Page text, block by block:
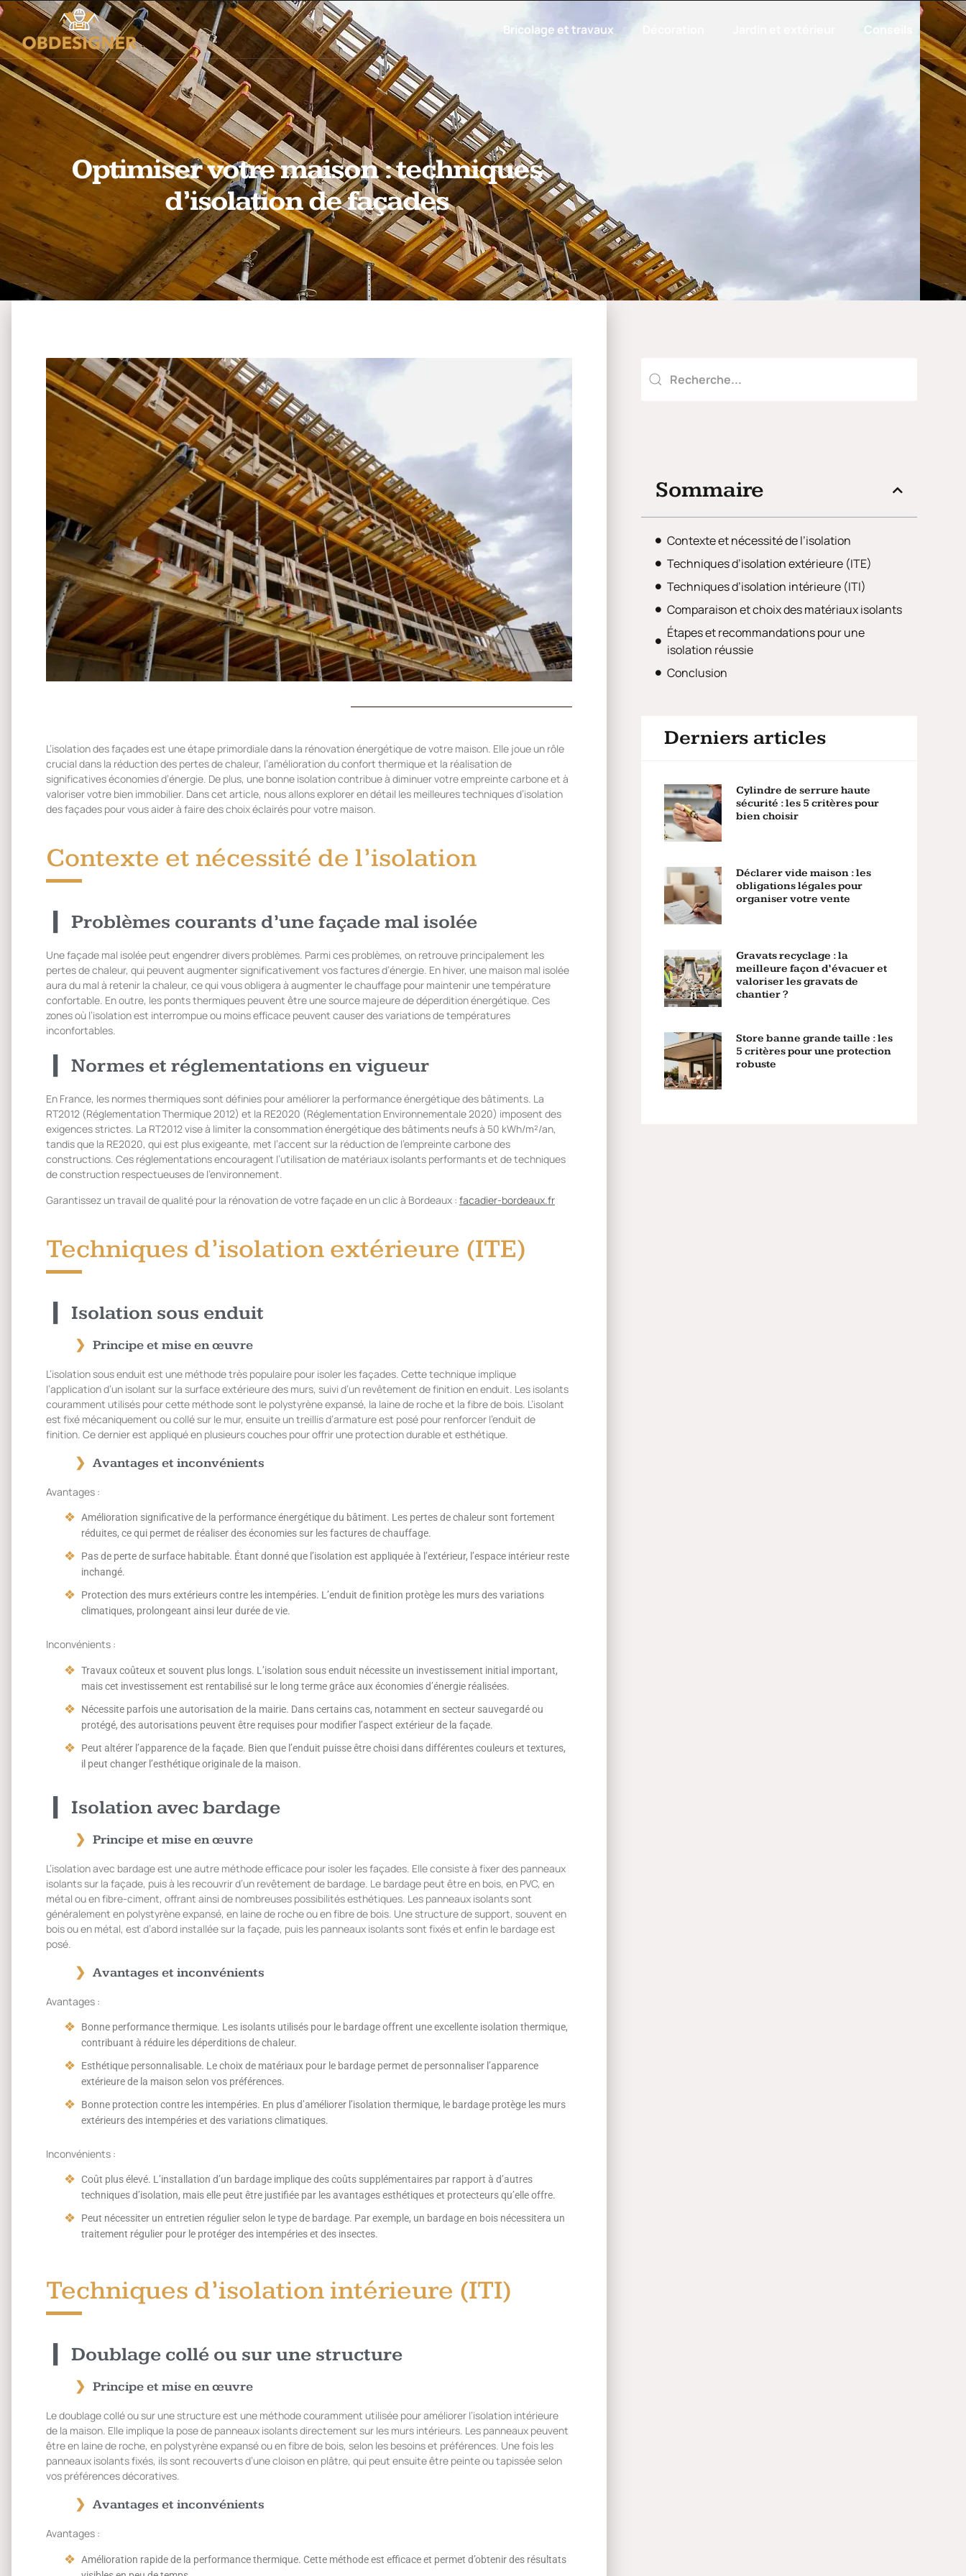
Bricolage et travaux Conseils
Optimiser votre maison : techniques
d’isolation de façades
L’isolation des façades est une étape primordiale dans la rénovation énergétique de votre maison. Elle joue un rôle
crucial dans la réduction des pertes de chaleur, l’amélioration du confort thermique et la réalisation de
significatives économies d’énergie. De plus, une bonne isolation contribue à diminuer votre empreinte carbone et à
valoriser votre bien immobilier. Dans cet article, nous allons explorer en détail les meilleures techniques d’isolation
des façades pour vous aider à faire des choix éclairés pour votre maison.
Contexte et nécessité de l’isolation
Problèmes courants d’une façade mal isolée
Une façade mal isolée peut engendrer divers problèmes. Parmi ces problèmes, on retrouve principalement les
pertes de chaleur, qui peuvent augmenter significativement vos factures d’énergie. En hiver, une maison mal isolée
aura du mal à retenir la chaleur, ce qui vous obligera à augmenter le chauffage pour maintenir une température
confortable. En outre, les ponts thermiques peuvent être une source majeure de déperdition énergétique. Ces
zones où l’isolation est interrompue ou moins efficace peuvent causer des variations de températures
inconfortables.
Normes et réglementations en vigueur
En France, les normes thermiques sont définies pour améliorer la performance énergétique des bâtiments. La
RT2012 (Réglementation Thermique 2012) et la RE2020 (Réglementation Environnementale 2020) imposent des
exigences strictes. La RT2012 vise à limiter la consommation énergétique des bâtiments neufs à 50 kWh/m²/an,
tandis que la RE2020, qui est plus exigeante, met l’accent sur la réduction de l’empreinte carbone des
constructions. Ces réglementations encouragent l’utilisation de matériaux isolants performants et de techniques
de construction respectueuses de l’environnement.
Garantissez un travail de qualité pour la rénovation de votre façade en un clic à Bordeaux : facadier-bordeaux.fr
Techniques d’isolation extérieure (ITE)
Isolation sous enduit
Principe et mise en œuvre
L’isolation sous enduit est une méthode très populaire pour isoler les façades. Cette technique implique
l’application d’un isolant sur la surface extérieure des murs, suivi d’un revêtement de finition en enduit. Les isolants
couramment utilisés pour cette méthode sont le polystyrène expansé, la laine de roche et la fibre de bois. L’isolant
est fixé mécaniquement ou collé sur le mur, ensuite un treillis d’armature est posé pour renforcer l’enduit de
finition. Ce dernier est appliqué en plusieurs couches pour offrir une protection durable et esthétique.
Avantages et inconvénients
Avantages :
Amélioration significative de la performance énergétique du bâtiment. Les pertes de chaleur sont fortement
réduites, ce qui permet de réaliser des économies sur les factures de chauffage.
Pas de perte de surface habitable. Étant donné que l’isolation est appliquée à l’extérieur, l’espace intérieur reste
inchangé.
Protection des murs extérieurs contre les intempéries. L’enduit de finition protège les murs des variations
climatiques, prolongeant ainsi leur durée de vie.
Inconvénients :
Travaux coûteux et souvent plus longs. L’isolation sous enduit nécessite un investissement initial important,
mais cet investissement est rentabilisé sur le long terme grâce aux économies d’énergie réalisées.
Nécessite parfois une autorisation de la mairie. Dans certains cas, notamment en secteur sauvegardé ou
protégé, des autorisations peuvent être requises pour modifier l’aspect extérieur de la façade.
Peut altérer l’apparence de la façade. Bien que l’enduit puisse être choisi dans différentes couleurs et textures,
il peut changer l’esthétique originale de la maison.
Isolation avec bardage
Principe et mise en œuvre
L’isolation avec bardage est une autre méthode efficace pour isoler les façades. Elle consiste à fixer des panneaux
isolants sur la façade, puis à les recouvrir d’un revêtement de bardage. Le bardage peut être en bois, en PVC, en
métal ou en fibre-ciment, offrant ainsi de nombreuses possibilités esthétiques. Les panneaux isolants sont
généralement en polystyrène expansé, en laine de roche ou en fibre de bois. Une structure de support, souvent en
bois ou en métal, est d’abord installée sur la façade, puis les panneaux isolants sont fixés et enfin le bardage est
posé.
Avantages et inconvénients
Avantages :
Bonne performance thermique. Les isolants utilisés pour le bardage offrent une excellente isolation thermique,
contribuant à réduire les déperditions de chaleur.
Esthétique personnalisable. Le choix de matériaux pour le bardage permet de personnaliser l’apparence
extérieure de la maison selon vos préférences.
Bonne protection contre les intempéries. En plus d’améliorer l’isolation thermique, le bardage protège les murs
extérieurs des intempéries et des variations climatiques.
Inconvénients :
Coût plus élevé. L’installation d’un bardage implique des coûts supplémentaires par rapport à d’autres
techniques d’isolation, mais elle peut être justifiée par les avantages esthétiques et protecteurs qu’elle offre.
Peut nécessiter un entretien régulier selon le type de bardage. Par exemple, un bardage en bois nécessitera un
traitement régulier pour le protéger des intempéries et des insectes.
Techniques d’isolation intérieure (ITI)
Doublage collé ou sur une structure
Principe et mise en œuvre
Le doublage collé ou sur une structure est une méthode couramment utilisée pour améliorer l’isolation intérieure
de la maison. Elle implique la pose de panneaux isolants directement sur les murs intérieurs. Les panneaux peuvent
être en laine de roche, en polystyrène expansé ou en fibre de bois, selon les besoins et préférences. Une fois les
panneaux isolants fixés, ils sont recouverts d’une cloison en plâtre, qui peut ensuite être peinte ou tapissée selon
vos préférences décoratives.
Avantages et inconvénients
Avantages :
Amélioration rapide de la performance thermique. Cette méthode est efficace et permet d’obtenir des résultats
Sommaire
Contexte et nécessité de l’isolation
Techniques d’isolation extérieure (ITE)
Techniques d’isolation intérieure (ITI)
Comparaison et choix des matériaux isolants
Étapes et recommandations pour une
isolation réussie
Conclusion
Derniers articles
Cylindre de serrure haute
sécurité : les 5 critères pour
bien choisir
Déclarer vide maison : les
obligations légales pour
organiser votre vente
Gravats recyclage : la
meilleure façon d’évacuer et
valoriser les gravats de
chantier ?
Store banne grande taille : les
5 critères pour une protection
robuste